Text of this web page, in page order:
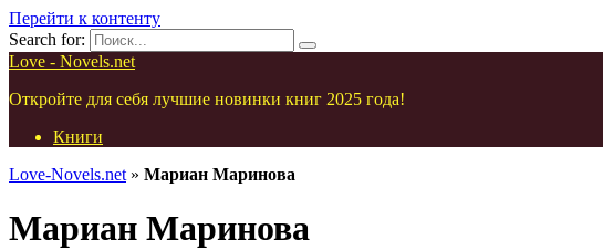
Перейти к контенту
Search for:
Love - Novels.net
Откройте для себя лучшие новинки книг 2025 года!
Книги
Love-Novels.net » Мариан Маринова
Мариан Маринова